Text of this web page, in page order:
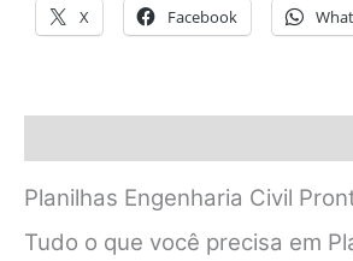
X Facebook
Planilhas Engenharia Civil
Tudo o que você precisa em